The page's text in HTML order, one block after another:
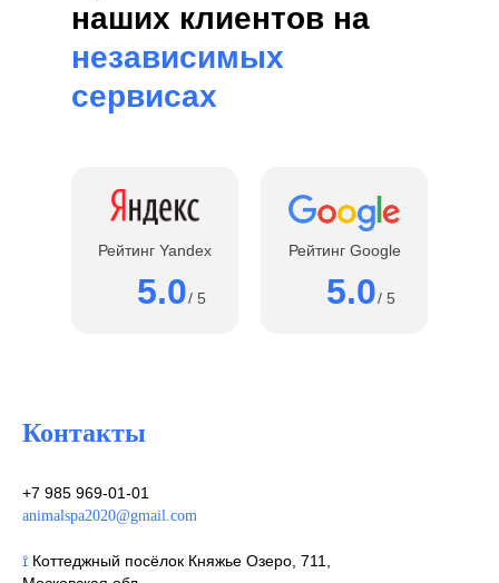
наших клиентов на
независимых
сервисах
Рейтинг Yandex
5.0/ 5
Рейтинг Google
5.0/ 5
Контакты
+7 985 969-01-01
animalspa2020@gmail.com
⟟ Коттеджный посёлок Княжье Озеро, 711,